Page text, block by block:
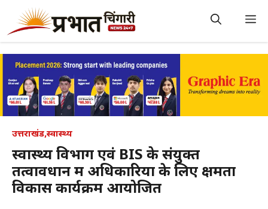
content
उत्तराखंड,स्वास्थ्य
स्वास्थ्य विभाग एवं BIS के संयुक्त
तत्वावधान में अधिकारियों के लिए क्षमता
विकास कार्यक्रम आयोजित